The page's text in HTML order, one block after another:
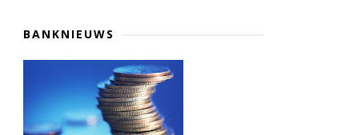
BANKNIEUWS